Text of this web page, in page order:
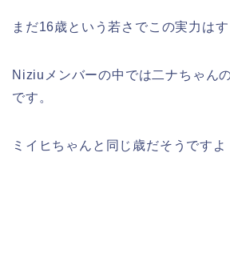
まだ16歳という若さでこの実力はす
Niziuメンバーの中では二ナちゃん
です。
ミイヒちゃんと同じ歳だそうですよ